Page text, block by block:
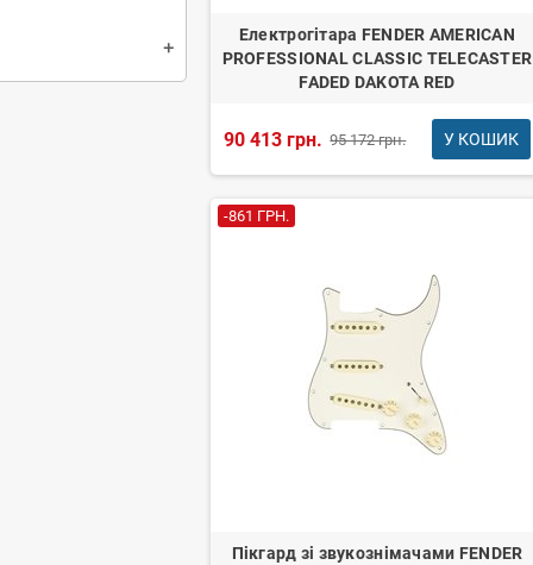
add
Електрогітара FENDER AMERICAN
PROFESSIONAL CLASSIC TELECASTER
FADED DAKOTA RED
90 413 грн. 95 172 грн. У КОШИК
-861 ГРН.
Пікгард зі звукознімачами FENDER